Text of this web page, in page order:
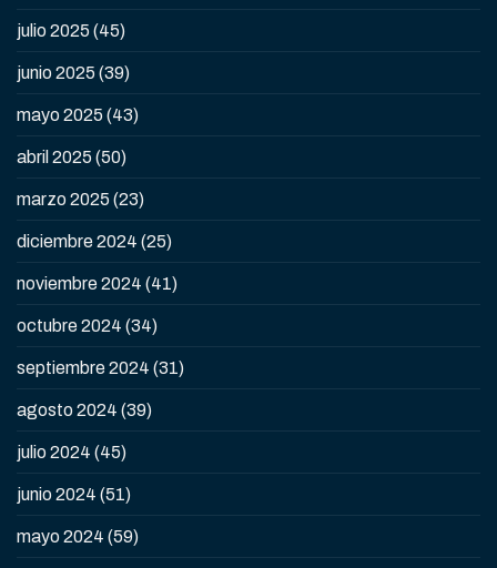
julio 2025 (45)
junio 2025 (39)
mayo 2025 (43)
abril 2025 (50)
marzo 2025 (23)
diciembre 2024 (25)
noviembre 2024 (41)
octubre 2024 (34)
septiembre 2024 (31)
agosto 2024 (39)
julio 2024 (45)
junio 2024 (51)
mayo 2024 (59)